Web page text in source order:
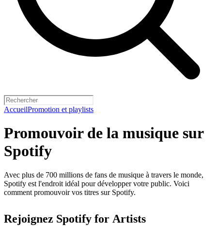
AccueilPromotion et playlists
Promouvoir de la musique sur
Spotify
Avec plus de 700 millions de fans de musique à travers le monde,
Spotify est l'endroit idéal pour développer votre public. Voici
comment promouvoir vos titres sur Spotify.
Rejoignez Spotify for Artists